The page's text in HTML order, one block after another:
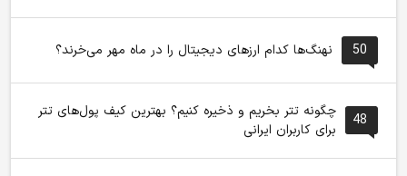
50 نهنگ‌ها کدام ارزهای دیجیتال را در ماه مهر می‌خرند؟
48
چگونه تتر بخریم و ذخیره کنیم؟ بهترین کیف پول‌های تتر
برای کاربران ایرانی